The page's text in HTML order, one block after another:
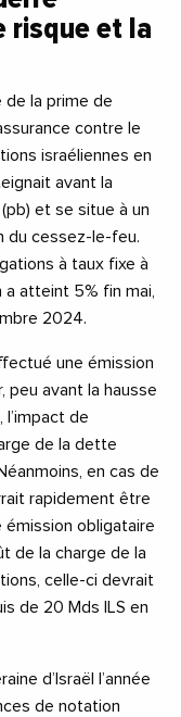
risque et la
la prime de
contre le
israéliennes en
avant la
et se situe à un
du cessez-le-feu.
à taux fixe à
atteint 5% fin mai,
2024.
une émission
peu avant la hausse
de
de la dette
en cas de
rapidement être
émission obligataire
de la charge de la
celle-ci devrait
de 20 Mds ILS en
d’Israël l’année
de notation